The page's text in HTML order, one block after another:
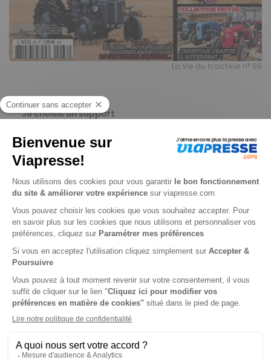
La Vie du tracteur n° 69
Je choisis un support
Papier
Je choisis une durée
-31%
Abonnement 1 an
22€
Tarif France métropolitaine
Renouvellement à date d’anniversaire
8 n° • Papier